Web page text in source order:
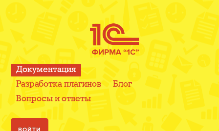
Документация
Разработка плагинов
Блог
Вопросы и ответы